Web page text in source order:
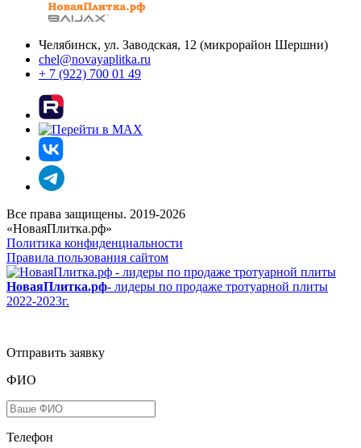
Челябинск, ул. Заводская, 12 (микрорайон Шершни)
chel@novayaplitka.ru
+ 7 (922) 700 01 49
Все права защищены. 2019-2026
«НоваяПлитка.рф»
Политика конфиденциальности
Правила пользования сайтом
НоваяПлитка.рф- лидеры по продаже тротуарной плиты
2022-2023г.
Отправить заявку
ФИО
Телефон